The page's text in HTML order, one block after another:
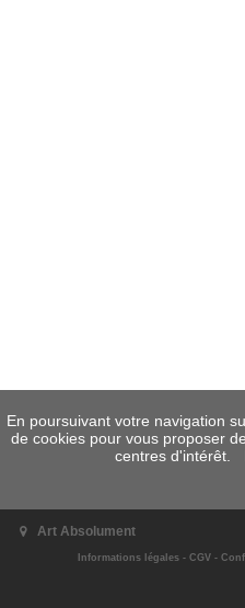
Art Absolument
Informations légales - CGV -
En poursuivant votre navigation
de cookies pour vous proposer
centres d'intérêt.